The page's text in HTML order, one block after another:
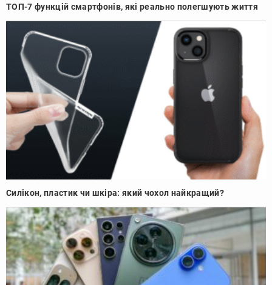
ТОП-7 функцій смартфонів, які реально полегшують життя
Силікон, пластик чи шкіра: який чохол найкращий?